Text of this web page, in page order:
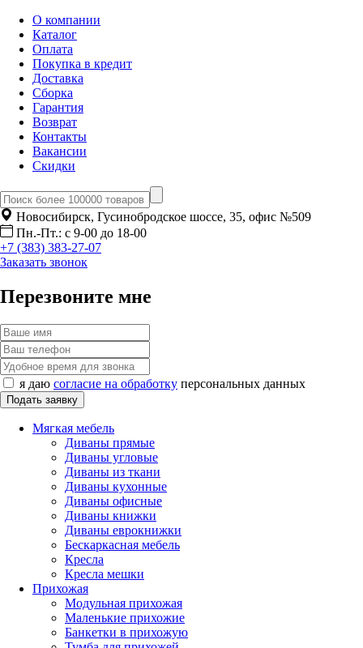
О компании
Каталог
Оплата
Покупка в кредит
Доставка
Сборка
Гарантия
Возврат
Контакты
Вакансии
Скидки
Новосибирск, Гусинобродское шоссе, 35, офис №509
Пн.-Пт.: с 9-00 до 18-00
+7 (383) 383-27-07
Заказать звонок
Перезвоните мне
я даю согласие на обработку персональных данных
Мягкая мебель
Диваны прямые
Диваны угловые
Диваны из ткани
Диваны кухонные
Диваны офисные
Диваны книжки
Диваны еврокнижки
Бескаркасная мебель
Кресла
Кресла мешки
Прихожая
Модульная прихожая
Маленькие прихожие
Банкетки в прихожую